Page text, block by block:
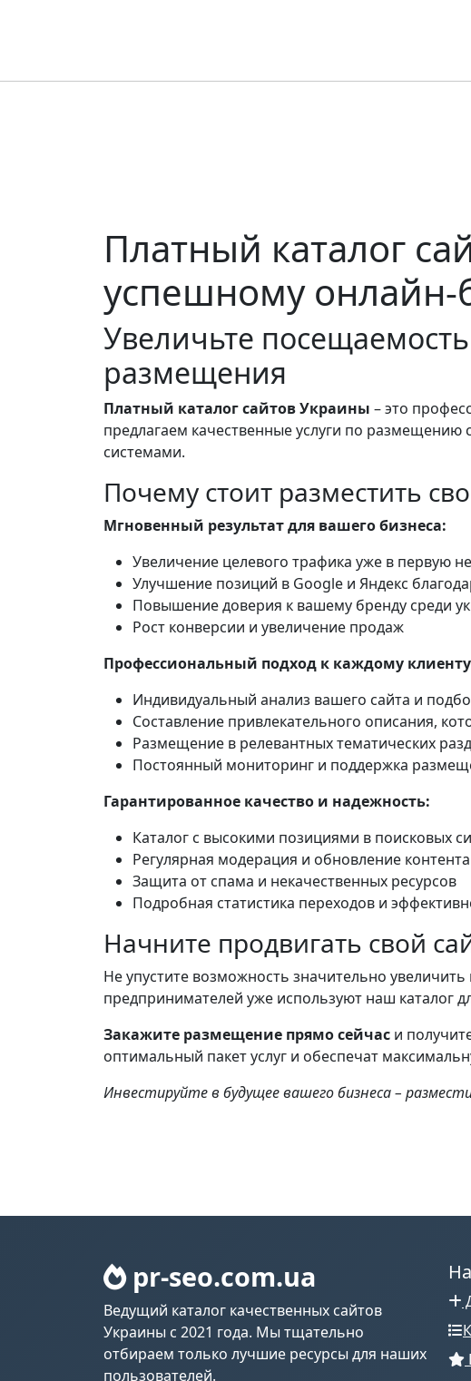
Платный каталог
успешному онлайн-
Увеличьте
размещения
Платный каталог сайтов Украины – это
предлагаем качественные услуги по размещению
системами.
Почему стоит разместить
Мгновенный результат для вашего бизнеса:
Увеличение целевого трафика уже в первую
Улучшение позиций в Google и Яндекс
Повышение доверия к вашему бренду среди
Рост конверсии и увеличение продаж
Профессиональный подход к каждому
Индивидуальный анализ вашего сайта и
Составление привлекательного описания,
Размещение в релевантных тематических
Постоянный мониторинг и поддержка
Гарантированное качество и надежность:
Каталог с высокими позициями в поисковых
Регулярная модерация и обновление контента
Защита от спама и некачественных ресурсов
Подробная статистика переходов и
Начните продвигать свой
Не упустите возможность значительно
предпринимателей уже используют наш каталог
Закажите размещение прямо сейчас и
оптимальный пакет услуг и обеспечат
Инвестируйте в будущее вашего бизнеса –
pr-seo.com.ua
Ведущий каталог качественных сайтов
Украины с 2021 года. Мы тщательно
отбираем только лучшие ресурсы для наших
пользователей.